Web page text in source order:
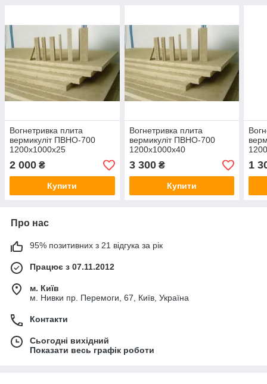
Вогнетривка плита
вермикуліт ПВНО-700
1200х1000х25
2 000 ₴
Купити
Вогнетривка плита
вермикуліт ПВНО-700
1200х1000х40
3 300₴
Купити
1
Про нас
95% позитивних з 21 відгука за рік
Працює з 07.11.2012
м. Київ
м. Нивки пр. Перемоги, 67, Київ, Україна
Контакти
Сьогодні вихідний
Показати весь графік роботи